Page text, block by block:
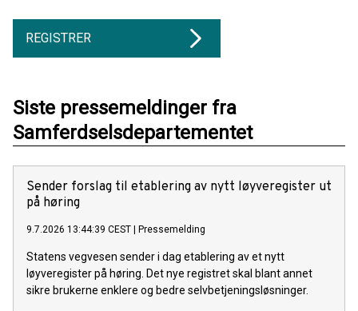
REGISTRER
Siste pressemeldinger fra
Samferdselsdepartementet
Sender forslag til etablering av nytt løyveregister ut
på høring
9.7.2026 13:44:39 CEST Pressemelding
Statens vegvesen sender i dag etablering av et nytt
løyveregister på høring. Det nye registret skal blant annet
sikre brukerne enklere og bedre selvbetjeningsløsninger.